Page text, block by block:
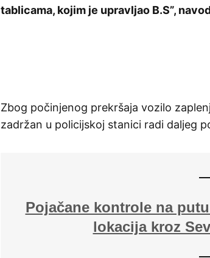
tablicama, kojim je upravljao B.S”,
Zbog počinjenog prekršaja vozilo
zadržan u policijskoj stanici radi daljeg
Pojačane kontrole na
lokacija kroz